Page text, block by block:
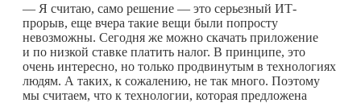
— Я считаю, само решение — это серьезный ИТ-
прорыв, еще вчера такие вещи были попросту
невозможны. Сегодня же можно скачать приложение
и по низкой ставке платить налог. В принципе, это
очень интересно, но только продвинутым в технологиях
людям. А таких, к сожалению, не так много. Поэтому
мы считаем, что к технологии, которая предложена